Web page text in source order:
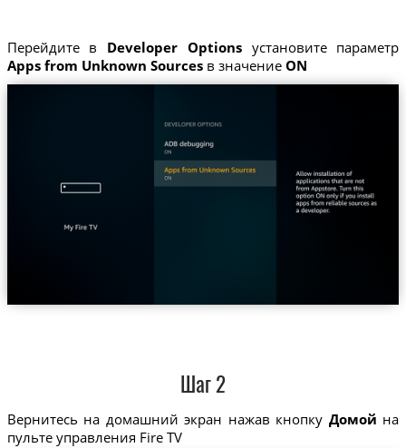
Перейдите в Developer Optionsустановите параметр
Apps from Unknown Sourcesв значение ON
Шаг 2
Вернитесь на домашний экран нажав кнопку Домой на
пульте управления Fire TV